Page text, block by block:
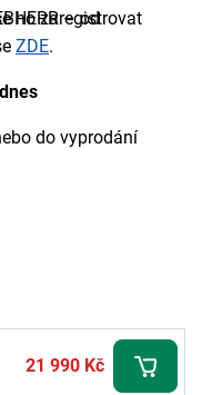
– od
ho zaregistrovat
se ZDE.
do vyprodání
21 990 Kč